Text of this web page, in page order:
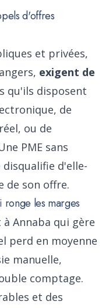
d'offres
et privées,
exigent de
qu'ils disposent
de
ou de
PME sans
d'elle-
de son offre.
les marges
Annaba qui gère
perd en moyenne
manuelle,
comptage.
et des